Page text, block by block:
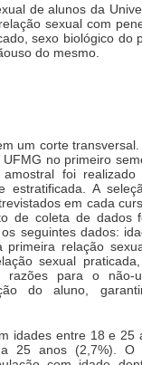
de alunos da
sexual com
sexo biológico do
do mesmo.
um corte
no primeiro
foi realizado
estratificada. A
em cada
de coleta de dados
seguintes dados:
relação
sexual
razões para o não-
do aluno,
idades entre 18 e 25
25 anos (2,7%). O